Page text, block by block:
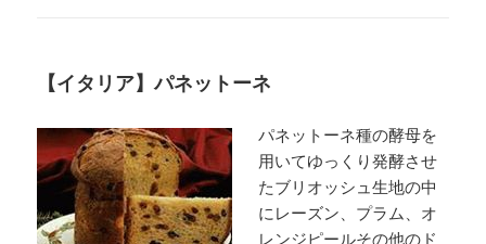
【イタリア】パネットーネ
パネットーネ種の酵母を
用いてゆっくり発酵させ
たブリオッシュ生地の中
にレーズン、プラム、オ
レンジピールその他のド